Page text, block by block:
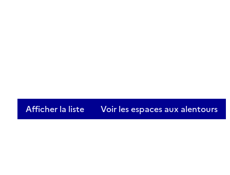
Afficher la liste Voir les espaces aux alentours